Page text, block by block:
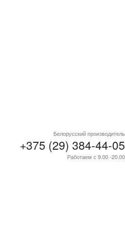
Белорусский производитель
+375 (29) 384-44-05
Работаем с 9.00 -20.00